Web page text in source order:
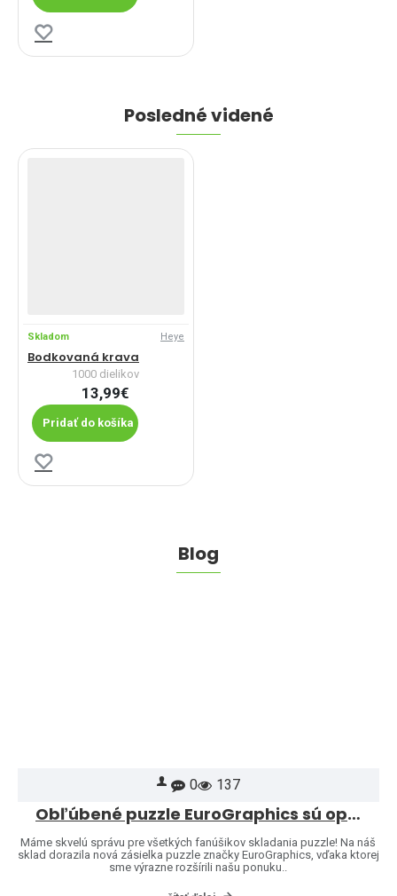
Posledné videné
Skladom Heye
Bodkovaná krava
1000 dielikov
13,99€
Pridať do košíka
Blog
0 137
Obľúbené puzzle EuroGraphics sú opäť skladom – a ponuku sme rozšírili o ďalšie motívy!
Máme skvelú správu pre všetkých fanúšikov skladania puzzle! Na náš
sklad dorazila nová zásielka puzzle značky EuroGraphics, vďaka ktorej
sme výrazne rozšírili našu ponuku..